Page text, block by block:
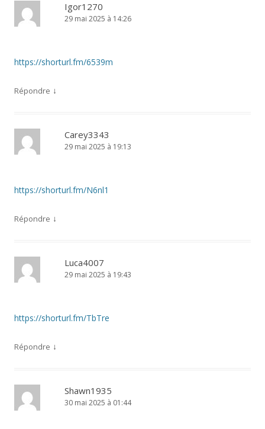
Igor1270
29 mai 2025 à 14:26
https://shorturl.fm/6539m
Répondre ↓
Carey3343
29 mai 2025 à 19:13
https://shorturl.fm/N6nl1
Répondre ↓
Luca4007
29 mai 2025 à 19:43
https://shorturl.fm/TbTre
Répondre ↓
Shawn1935
30 mai 2025 à 01:44